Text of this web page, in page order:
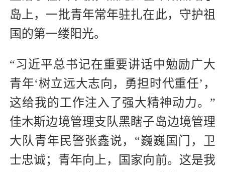
岛上，一批青年常年驻扎在此，守护祖
国的第一缕阳光。
“习近平总书记在重要讲话中勉励广大
青年‘树立远大志向，勇担时代重任’，
这给我的工作注入了强大精神动力。”
佳木斯边境管理支队黑瞎子岛边境管理
大队青年民警张鑫说，“巍巍国门，卫
士忠诚；青年向上，国家向前。这是我